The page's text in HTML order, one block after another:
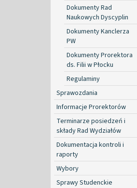
Dokumenty Rad
Naukowych Dyscyplin
Dokumenty Kanclerza
PW
Dokumenty Prorektora
ds. Filii w Płocku
Regulaminy
Sprawozdania
Informacje Prorektorów
Terminarze posiedzeń i
składy Rad Wydziałów
Dokumentacja kontroli i
raporty
Wybory
Sprawy Studenckie